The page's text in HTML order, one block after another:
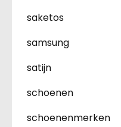
saketos
samsung
satijn
schoenen
schoenenmerken